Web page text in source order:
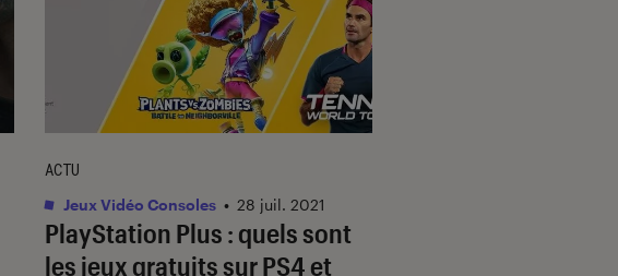
PlayStation Plus : quels sont
les jeux gratuits sur PS4 et
ACTU
Jeux Vidéo Consoles • 28 juil. 2021